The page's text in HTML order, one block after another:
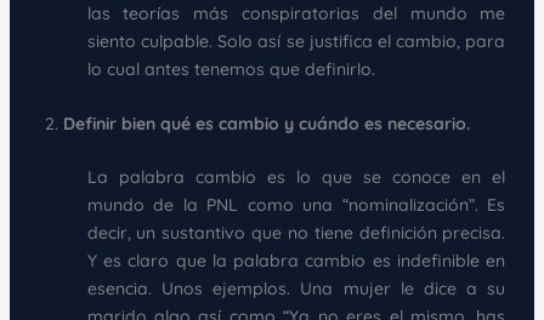
las teorías más conspiratorias del mundo me
siento culpable. Solo así se justifica el cambio, para
lo cual antes tenemos que definirlo.
Definir bien qué es cambio y cuándo es necesario.
La palabra cambio es lo que se conoce en el
mundo de la PNL como una “nominalización”. Es
decir, un sustantivo que no tiene definición precisa.
Y es claro que la palabra cambio es indefinible en
esencia. Unos ejemplos. Una mujer le dice a su